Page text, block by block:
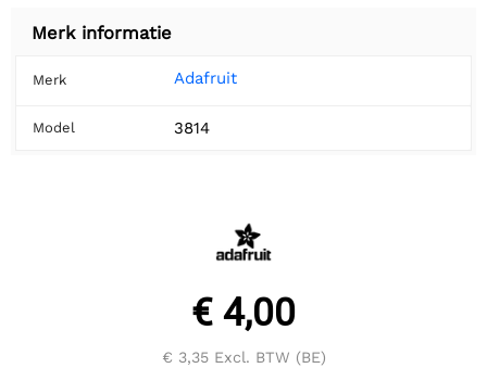
Merk informatie
Merk Adafruit
Model 3814
€ 4,00
€ 3,35Excl. BTW (BE)